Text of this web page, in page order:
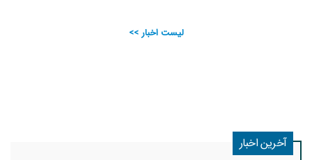
لیست اخبار >>
آخرین اخبار